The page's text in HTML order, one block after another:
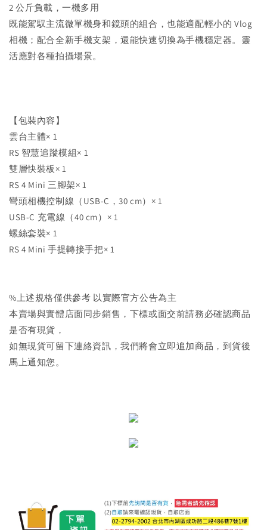
2 公斤負載，一機多用
既能駕馭主流微單機身和鏡頭的組合，也能適配輕小的 Vlog
相機；配合全新手機支架，還能快速切換為手機穩定器。靈
活應對各種拍攝場景。
【包裝內容】
雲台主體× 1
RS 智慧追蹤模組× 1
雙層快裝板× 1
RS 4 Mini 三腳架× 1
彎頭相機控制線（USB-C，30 cm）× 1
USB-C 充電線（40 cm）× 1
螺絲套裝× 1
RS 4 Mini 手提轉接手把× 1
%上述規格僅供參考 以實際官方公告為主
本賣場與實體店面同步銷售，下標或面交前請務必確認商品
是否有現貨，
如無現貨可留下連絡資訊，我們將會立即追加商品，到貨後
馬上通知您。